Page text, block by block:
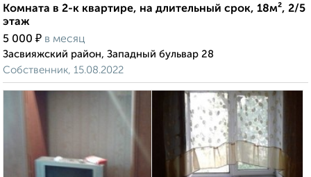
Комната в 2-к квартире, на длительный срок, 18м², 2/5
этаж
5 000 ₽ в месяц
Засвияжский район, Западный бульвар 28
Собственник, 15.08.2022